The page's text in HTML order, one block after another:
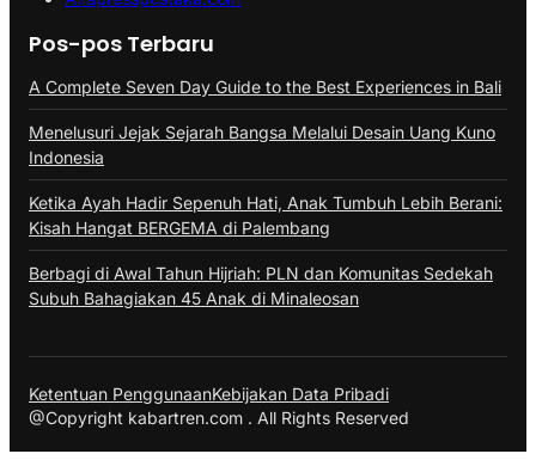
Pos-pos Terbaru
A Complete Seven Day Guide to the Best Experiences in Bali
Menelusuri Jejak Sejarah Bangsa Melalui Desain Uang Kuno
Indonesia
Ketika Ayah Hadir Sepenuh Hati, Anak Tumbuh Lebih Berani:
Kisah Hangat BERGEMA di Palembang
Berbagi di Awal Tahun Hijriah: PLN dan Komunitas Sedekah
Subuh Bahagiakan 45 Anak di Minaleosan
Ketentuan PenggunaanKebijakan Data Pribadi
@Copyright kabartren.com . All Rights Reserved